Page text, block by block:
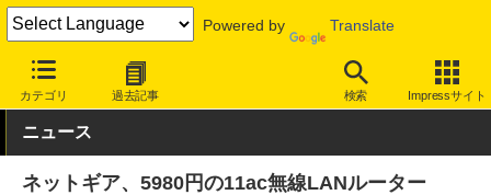
Powered by Translate
カテゴリ 過去記事 検索 Impressサイト
INTERNET Watch ハードウェア 無線LAN
ニュース
ネットギア、5980円の11ac無線LANルーター